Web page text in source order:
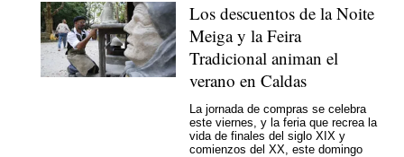
Los descuentos de laNoite
Meigay la Feira
Tradicional animan el
verano en Caldas
La jornada de compras se celebra
este viernes, y la feria que recrea la
vida de finales del siglo XIX y
comienzos del XX, este domingo